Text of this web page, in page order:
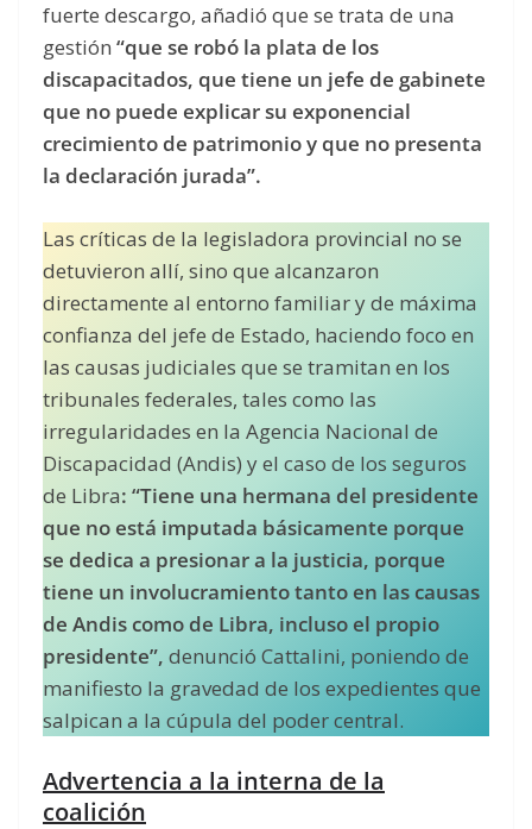
fuerte descargo, añadió que se trata de una
gestión “que se robó la plata de los
discapacitados, que tiene un jefe de gabinete
que no puede explicar su exponencial
crecimiento de patrimonio y que no presenta
la declaración jurada”.
Las críticas de la legisladora provincial no se
detuvieron allí, sino que alcanzaron
directamente al entorno familiar y de máxima
confianza del jefe de Estado, haciendo foco en
las causas judiciales que se tramitan en los
tribunales federales, tales como las
irregularidades en la Agencia Nacional de
Discapacidad (Andis) y el caso de los seguros
de Libra: “Tiene una hermana del presidente
que no está imputada básicamente porque
se dedica a presionar a la justicia, porque
tiene un involucramiento tanto en las causas
de Andis como de Libra, incluso el propio
presidente”, denunció Cattalini, poniendo de
manifiesto la gravedad de los expedientes que
salpican a la cúpula del poder central.
Advertencia a la interna de la
coalición